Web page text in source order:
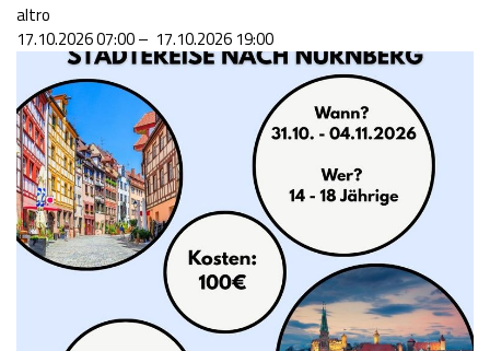
altro
17.10.2026 07:00 – 17.10.2026 19:00